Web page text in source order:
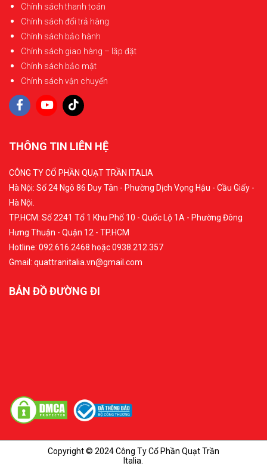
Chính sách thanh toán
Chính sách đổi trả hàng
Chính sách bảo hành
Chính sách giao hàng – lắp đặt
Chính sách bảo mật
Chính sách vận chuyển
THÔNG TIN LIÊN HỆ
CÔNG TY CỔ PHẦN QUẠT TRẦN ITALIA
Hà Nội: Số 24 Ngõ 86 Duy Tân - Phường Dịch Vọng Hậu - Cầu Giấy -
Hà Nội.
TP.HCM: Số 2241 Tổ 1 Khu Phố 10 - Quốc Lộ 1A - Phường Đông
Hưng Thuận - Quận 12 - TP.HCM
Hotline: 092.616.2468 hoặc 0938.212.357
Gmail: quattranitalia.vn@gmail.com
BẢN ĐỒ ĐƯỜNG ĐI
Copyright © 2024 Công Ty Cổ Phần Quạt Trần
Italia.